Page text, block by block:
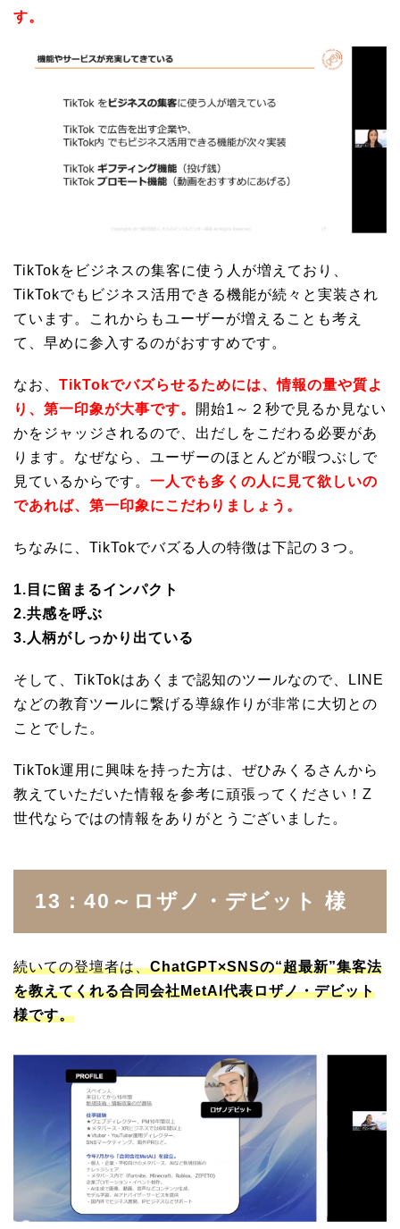
す。
TikTokをビジネスの集客に使う人が増えており、
TikTokでもビジネス活用できる機能が続々と実装され
ています。これからもユーザーが増えることも考え
て、早めに参入するのがおすすめです。
なお、 TikTokでバズらせるためには、情報の量や質よ
り、第一印象が大事です。
開始1～２秒で見るか見ない
かをジャッジされるので、出だしをこだわる必要があ
ります。なぜなら、ユーザーのほとんどが暇つぶしで
見ているからです。 一人でも多くの人に見て欲しいの
であれば、第一印象にこだわりましょう。
ちなみに、TikTokでバズる人の特徴は下記の３つ。
1.目に留まるインパクト
2.共感を呼ぶ
3.人柄がしっかり出ている
そして、TikTokはあくまで認知のツールなので、LINE
などの教育ツールに繋げる導線作りが非常に大切との
ことでした。
TikTok運用に興味を持った方は、ぜひみくるさんから
教えていただいた情報を参考に頑張ってください！Z
世代ならではの情報をありがとうございました。
13：40～ロザノ・デビット 様
続いての登壇者は、ChatGPT×SNSの“超最新”集客法
を教えてくれる合同会社MetAI代表ロザノ・デビット
様です。